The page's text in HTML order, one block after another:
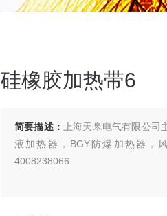
硅橡胶加热带6
简要描述：
上海天皋电气有限公
液加热器，BGY防爆加热器，
4008238066